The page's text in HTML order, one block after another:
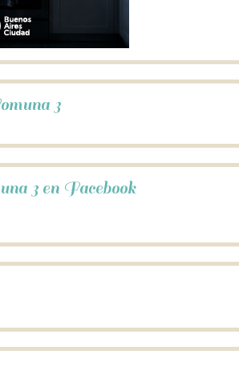
3
3 en Facebook